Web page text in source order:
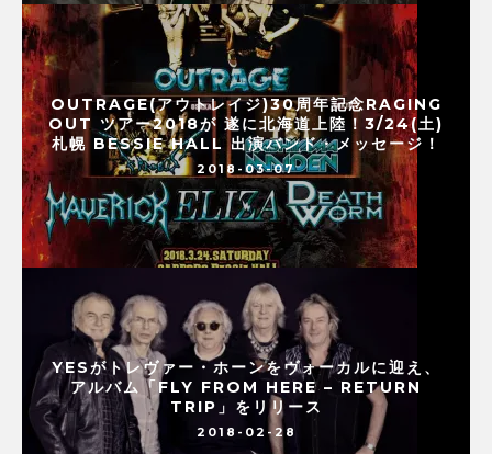
OUTRAGE(アウトレイジ)30周年記念RAGING
OUT ツアー2018が 遂に北海道上陸！3/24(土)
札幌 BESSIE HALL 出演バンド・メッセージ！
2018-03-07
YESがトレヴァー・ホーンをヴォーカルに迎え、
アルバム「FLY FROM HERE – RETURN
TRIP」をリリース
2018-02-28